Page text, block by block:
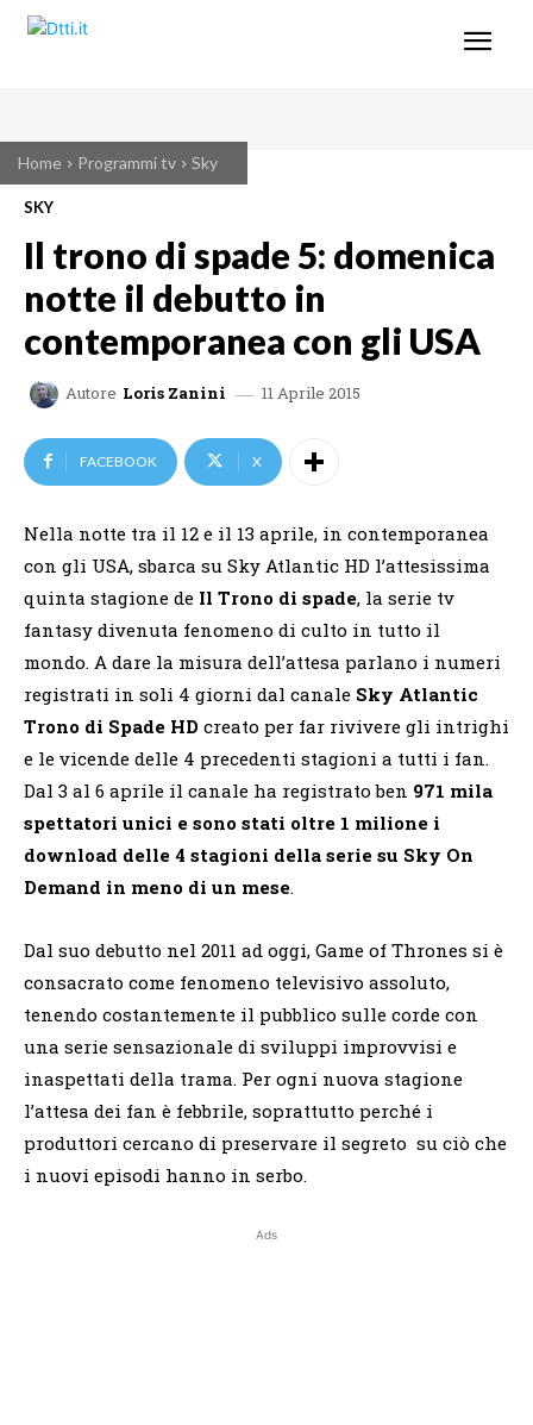
Home Programmi tv Sky
SKY
Il trono di spade 5: domenica
notte il debutto in
contemporanea con gli USA
Autore Loris Zanini 11 Aprile 2015
FACEBOOK X
Nella notte tra il 12 e il 13 aprile, in contemporanea
con gli USA, sbarca su Sky Atlantic HD l’attesissima
quinta stagione de Il Trono di spade, la serie tv
fantasy divenuta fenomeno di culto in tutto il
mondo. A dare la misura dell’attesa parlano i numeri
registrati in soli 4 giorni dal canale Sky Atlantic
Trono di Spade HD creato per far rivivere gli intrighi
e le vicende delle 4 precedenti stagioni a tutti i fan.
Dal 3 al 6 aprile il canale ha registrato ben 971 mila
spettatori unici e sono stati oltre 1 milione i
download delle 4 stagioni della serie su Sky On
Demand in meno di un mese.
Dal suo debutto nel 2011 ad oggi, Game of Thrones si è
consacrato come fenomeno televisivo assoluto,
tenendo costantemente il pubblico sulle corde con
una serie sensazionale di sviluppi improvvisi e
inaspettati della trama. Per ogni nuova stagione
l’attesa dei fan è febbrile, soprattutto perché i
produttori cercano di preservare il segreto su ciò che
i nuovi episodi hanno in serbo.
Ads